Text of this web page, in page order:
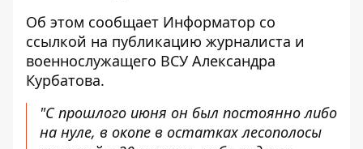
Об этом сообщает Информатор со
ссылкой на публикацию журналиста и
военнослужащего ВСУ Александра
Курбатова.
"С прошлого июня он был постоянно либо
на нуле, в окопе в остатках лесополосы